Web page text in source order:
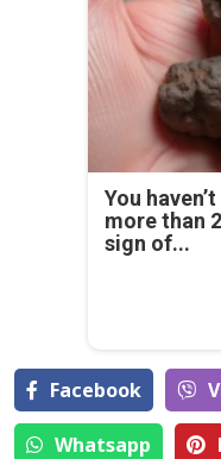
You
more than
sign of...
Facebook
Whatsapp